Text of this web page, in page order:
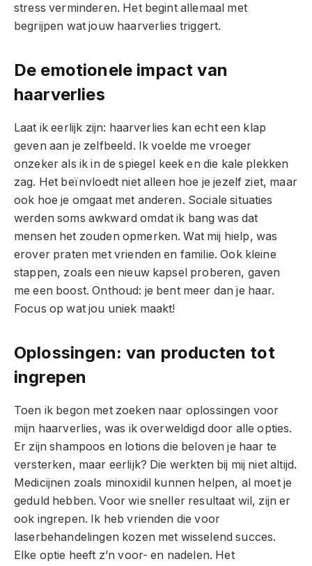
stress verminderen. Het begint allemaal met
begrijpen wat jouw haarverlies triggert.
De emotionele impact van
haarverlies
Laat ik eerlijk zijn: haarverlies kan echt een klap
geven aan je zelfbeeld. Ik voelde me vroeger
onzeker als ik in de spiegel keek en die kale plekken
zag. Het beïnvloedt niet alleen hoe je jezelf ziet, maar
ook hoe je omgaat met anderen. Sociale situaties
werden soms awkward omdat ik bang was dat
mensen het zouden opmerken. Wat mij hielp, was
erover praten met vrienden en familie. Ook kleine
stappen, zoals een nieuw kapsel proberen, gaven
me een boost. Onthoud: je bent meer dan je haar.
Focus op wat jou uniek maakt!
Oplossingen: van producten tot
ingrepen
Toen ik begon met zoeken naar oplossingen voor
mijn haarverlies, was ik overweldigd door alle opties.
Er zijn shampoos en lotions die beloven je haar te
versterken, maar eerlijk? Die werkten bij mij niet altijd.
Medicijnen zoals minoxidil kunnen helpen, al moet je
geduld hebben. Voor wie sneller resultaat wil, zijn er
ook ingrepen. Ik heb vrienden die voor
laserbehandelingen kozen met wisselend succes.
Elke optie heeft z’n voor- en nadelen. Het